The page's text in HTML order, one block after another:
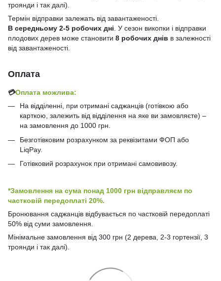
троянди і так далі).
Термін відправки залежать від завантаженості.
В середньому 2-5 робочих дні . У сезон викопки і відправки
плодових дерев може становити 8 робочих днів в залежності
від завантаженості.
Оплата
💳Оплата можлива:
На відділенні, при отримані саджанців (готівкою або
карткою, залежить від відділення на яке ви замовляєте) –
на замовлення до 1000 грн.
Безготівковим розрахунком за реквізитами ФОП або
LiqPay.
Готівковий розрахунок при отримані самовивозу.
*Замовлення на сума понад 1000 грн відправляєм по
частковій передоплаті 20%.
Бронювання саджанців відбувається по частковій передоплаті
50% від суми замовлення.
Мінімальне замовлення від 300 грн (2 дерева, 2-3 гортензії, 3
троянди і так далі).